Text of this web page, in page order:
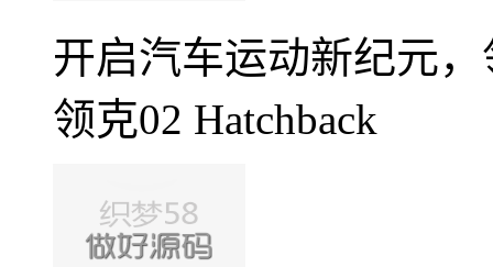
开启汽车运动新纪元
领克02 Hatchback